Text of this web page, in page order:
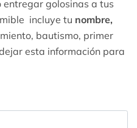
golosinas a tus
incluye tu nombre,
bautismo, primer
esta información para